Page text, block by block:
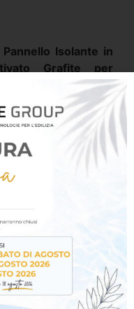
Isolante in
Grafite per
non soggette a
Prestazioni elevate.
pannello isolante in
(EPS) additivato
garantire
ridotta (λ
migliora la
tradizionale EPS,
isolamento